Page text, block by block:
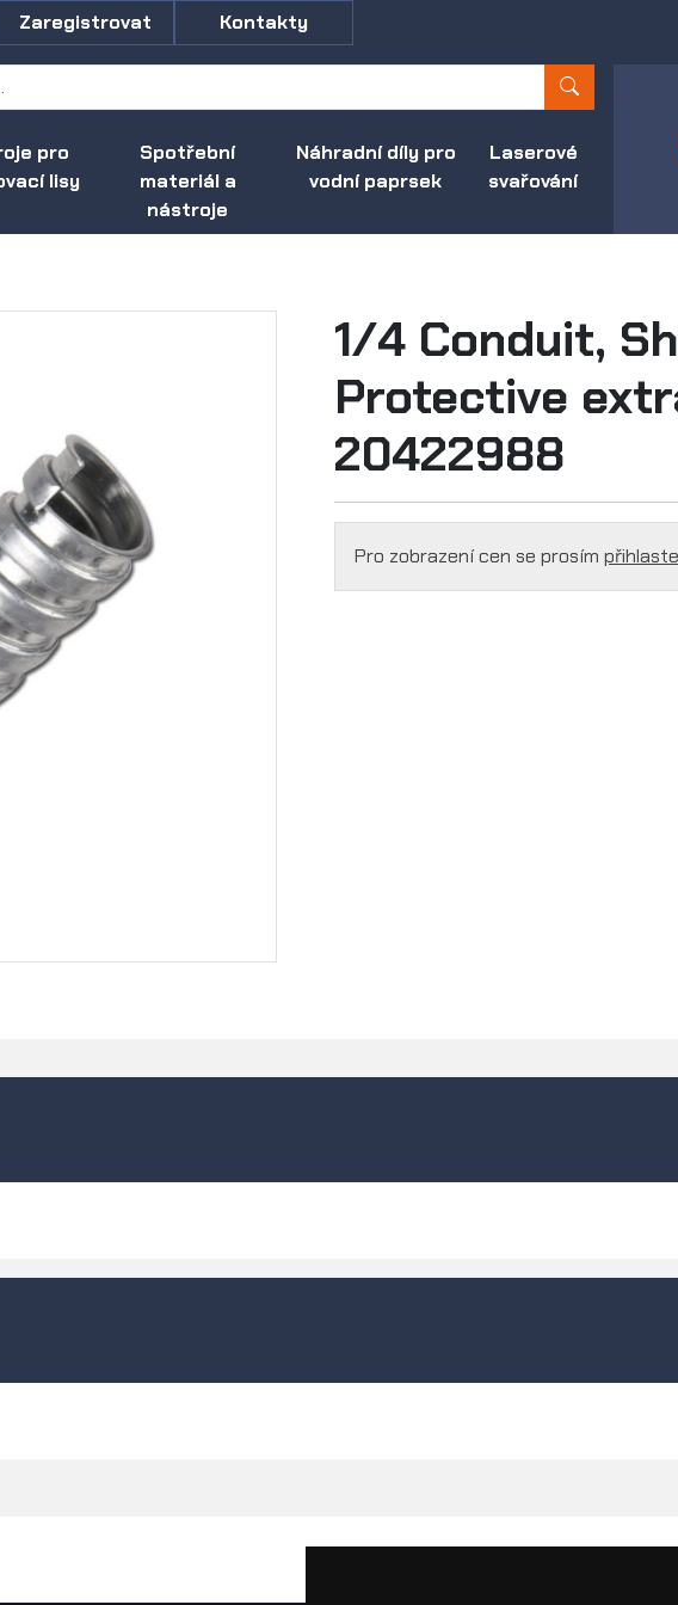
pro
lisy
Spotřební
materiál a
nástroje
Náhradní díly pro
vodní paprsek
Laserové
svařování
Zaregistrovat Kontakty
1/4 Conduit,
Protective
20422988
Pro zobrazení cen se prosím přihlaste